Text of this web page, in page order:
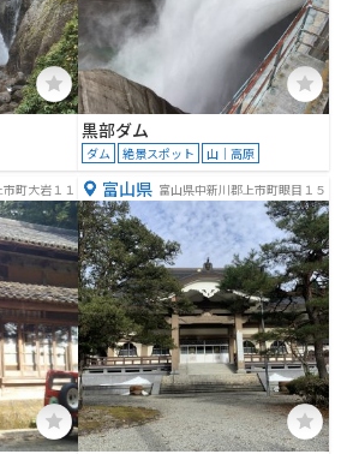
黒部ダム
ダム 絶景スポット 山｜高原
町大岩１１ 富山県 富山県中新川郡上市町眼目１５